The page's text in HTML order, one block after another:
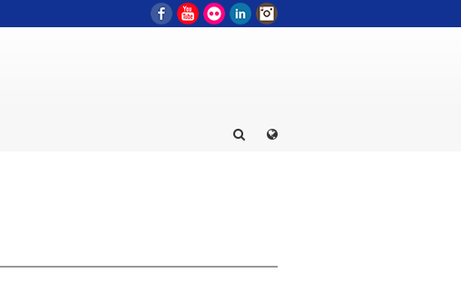
FacebookYouTube
Flickr LinkedIn